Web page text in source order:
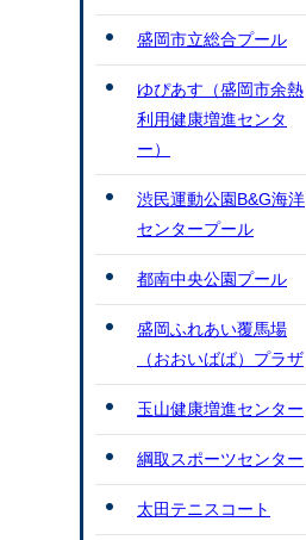
盛岡市立総合プール
ゆぴあす（盛岡市余熱
利用健康増進センタ
ー）
渋民運動公園B&G海洋
センタープール
都南中央公園プール
盛岡ふれあい覆馬場
（おおいばば）プラザ
玉山健康増進センター
綱取スポーツセンター
太田テニスコート